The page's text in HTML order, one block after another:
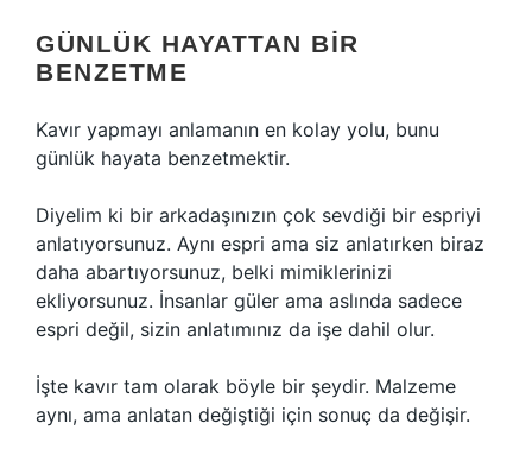
GÜNLÜK HAYATTAN BIR
BENZETME
Kavır yapmayı anlamanın en kolay yolu, bunu
günlük hayata benzetmektir.
Diyelim ki bir arkadaşınızın çok sevdiği bir espriyi
anlatıyorsunuz. Aynı espri ama siz anlatırken biraz
daha abartıyorsunuz, belki mimiklerinizi
ekliyorsunuz. İnsanlar güler ama aslında sadece
espri değil, sizin anlatımınız da işe dahil olur.
İşte kavır tam olarak böyle bir şeydir. Malzeme
aynı, ama anlatan değiştiği için sonuç da değişir.